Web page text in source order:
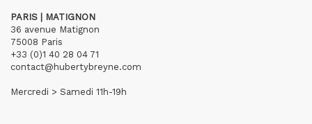
PARIS | MATIGNON
36 avenue Matignon
75008 Paris
+33 (0)1 40 28 04 71
contact@hubertybreyne.com
Mercredi > Samedi 11h-19h